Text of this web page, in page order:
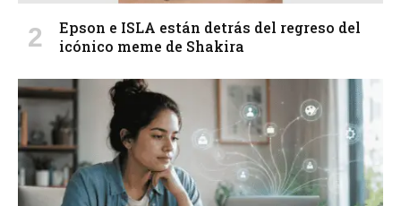
Epson e ISLA están detrás del regreso del
icónico meme de Shakira